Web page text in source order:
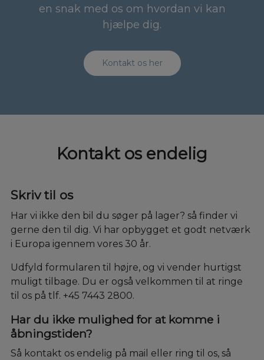
en snak med os om hvordan vi kan
hjælpe dig.
Kontakt os her
Kontakt os endelig
Skriv til os
Har vi ikke den bil du søger på lager? så finder vi
gerne den til dig. Vi har opbygget et godt netværk
i Europa igennem vores 30 år.
Udfyld formularen til højre, og vi vender hurtigst
muligt tilbage. Du er også velkommen til at ringe
til os på tlf. +45 7443 2800.
Har du ikke mulighed for at komme i
åbningstiden?
Så kontakt os endelig på mail eller ring til os, så